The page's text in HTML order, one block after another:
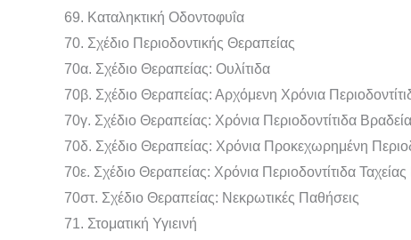
69. Καταληκτική Οδοντοφυΐα
70. Σχέδιο Περιοδοντικής Θεραπείας
70α. Σχέδιο Θεραπείας: Ουλίτιδα
70β. Σχέδιο Θεραπείας: Αρχόμενη Χρόνια
70γ. Σχέδιο Θεραπείας: Χρόνια Περιοδοντίτιδα
70δ. Σχέδιο Θεραπείας: Χρόνια Προκεχωρημένη
70ε. Σχέδιο Θεραπείας: Χρόνια Περιοδοντίτιδα Ταχείας
70στ. Σχέδιο Θεραπείας: Νεκρωτικές Παθήσεις
71. Στοματική Υγιεινή